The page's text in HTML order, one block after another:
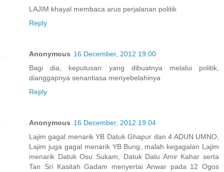
LAJIM khayal membaca arus perjalanan politik
Reply
Anonymous 16 December, 2012 19:00
Bagi dia, keputusan yang dibuatnya melalui politik,
dianggapnya senantiasa menyebelahinya
Reply
Anonymous 16 December, 2012 19:04
Lajim gagal menarik YB Datuk Ghapur dan 4 ADUN UMNO,
Lajim juga gagal menarik YB Bung, malah kegagalan Lajim
menarik Datuk Osu Sukam, Datuk Datu Amir Kahar serta
Tan Sri Kasitah Gadam menyertai Anwar pada 12 Ogos